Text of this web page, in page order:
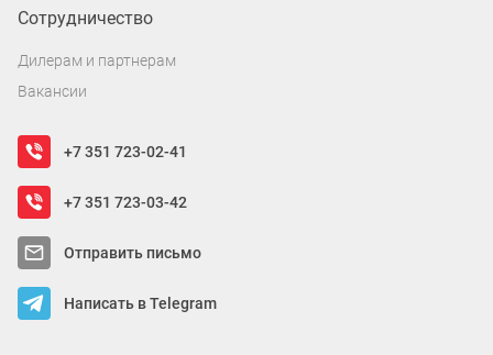
Сотрудничество
Дилерам и партнерам
Вакансии
+7 351 723-02-41
+7 351 723-03-42
Отправить письмо
Написать в Telegram